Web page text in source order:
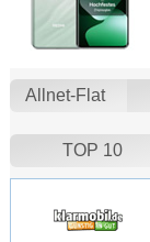
Allnet-Flat
TOP 10